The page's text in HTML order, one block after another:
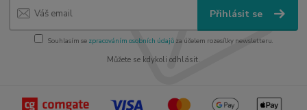
Přihlásit se
Souhlasím se zpracováním osobních údajůza účelem rozesílky newsletteru.
Můžete se kdykoli odhlásit.